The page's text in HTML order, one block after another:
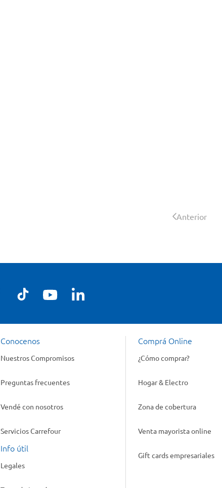
Anterior
Conocenos
Nuestros Compromisos
Preguntas frecuentes
Vendé con nosotros
Servicios Carrefour
Info útil
Legales
Comprá Online
¿Cómo comprar?
Hogar & Electro
Zona de cobertura
Venta mayorista online
Gift cards empresariales